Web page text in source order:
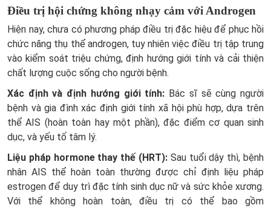
Điều trị hội chứng không nhạy cảm với Androgen
Hiện nay, chưa có phương pháp điều trị đặc hiệu để phục hồi
chức năng thụ thể androgen, tuy nhiên việc điều trị tập trung
vào kiểm soát triệu chứng, định hướng giới tính và cải thiện
chất lượng cuộc sống cho người bệnh.
Xác định và định hướng giới tính: Bác sĩ sẽ cùng người
bệnh và gia đình xác định giới tính xã hội phù hợp, dựa trên
thể AIS (hoàn toàn hay một phần), đặc điểm cơ quan sinh
dục, và yếu tố tâm lý.
Liệu pháp hormone thay thế (HRT): Sau tuổi dậy thì, bệnh
nhân AIS thể hoàn toàn thường được chỉ định liệu pháp
estrogen để duy trì đặc tính sinh dục nữ và sức khỏe xương.
Với thể không hoàn toàn, điều trị có thể bao gồm